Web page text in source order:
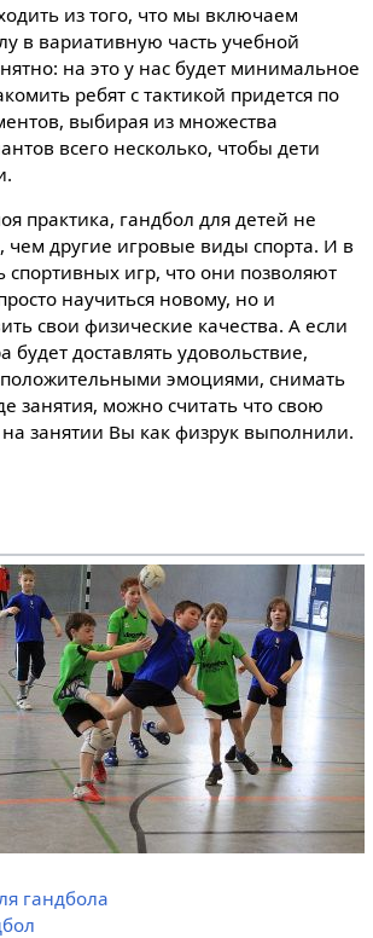
из того, что мы включаем
в вариативную часть учебной
на это у нас будет минимальное
ребят с тактикой придется по
выбирая из множества
всего несколько, чтобы дети
практика, гандбол для детей не
чем другие игровые виды спорта. И в
спортивных игр, что они позволяют
научиться новому, но и
свои физические качества. А если
будет доставлять удовольствие,
эмоциями, снимать
занятия, можно считать что свою
занятии Вы как физрук выполнили.
гандбола